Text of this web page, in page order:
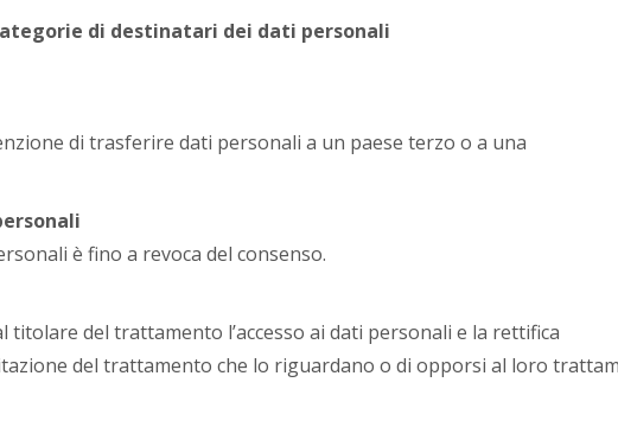
di destinatari dei dati personali
di trasferire dati personali a un paese terzo o a una
è fino a revoca del consenso.
titolare del trattamento l’accesso ai dati personali e la rettifica
del trattamento che lo riguardano o di opporsi al loro